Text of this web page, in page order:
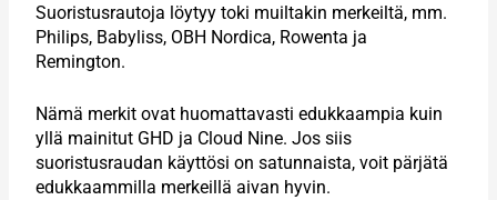
Suoristusrautoja löytyy toki muiltakin merkeiltä, mm.
Philips, Babyliss, OBH Nordica, Rowenta ja
Remington.
Nämä merkit ovat huomattavasti edukkaampia kuin
yllä mainitut GHD ja Cloud Nine. Jos siis
suoristusraudan käyttösi on satunnaista, voit pärjätä
edukkaammilla merkeillä aivan hyvin.